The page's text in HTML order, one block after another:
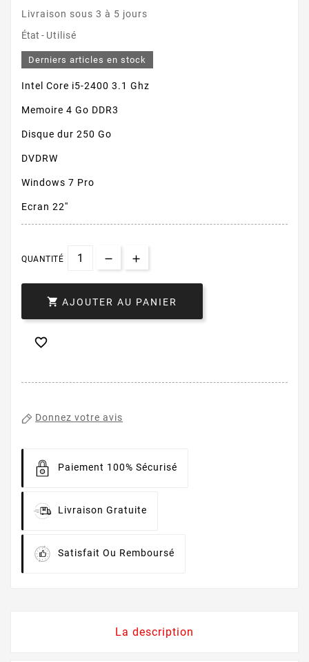
Livraison sous 3 à 5 jours
État - Utilisé
Derniers articles en stock
Intel Core i5-2400 3.1 Ghz
Memoire 4 Go DDR3
Disque dur 250 Go
DVDRW
Windows 7 Pro
Ecran 22''
QUANTITÉ
 AJOUTER AU PANIER

Donnez votre avis
Paiement 100% Sécurisé
Livraison Gratuite
Satisfait Ou Remboursé
La description